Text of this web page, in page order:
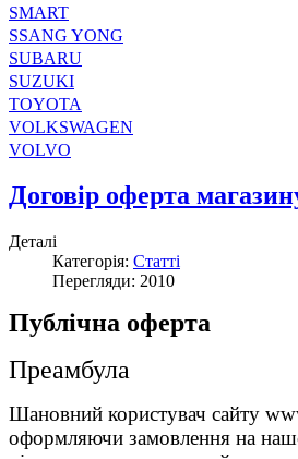
SMART
SSANG YONG
SUBARU
SUZUKI
TOYOTA
VOLKSWAGEN
VOLVO
Договір оферта
Деталі
Категорія: Статті
Перегляди: 2010
Публічна оферта
Преамбула
Шановний користувач сайту
оформляючи замовлення на